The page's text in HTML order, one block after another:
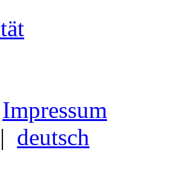
Impressum
| deutsch